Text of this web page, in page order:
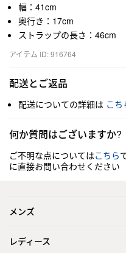
幅：41cm
奥行き：17cm
ストラップの長さ：46cm
アイテム ID: 916764
配送とご返品
配送についての詳細は こち
何か質問はございますか?
ご不明な点についてはこちら
に直接お問い合わせください
メンズ
レディース